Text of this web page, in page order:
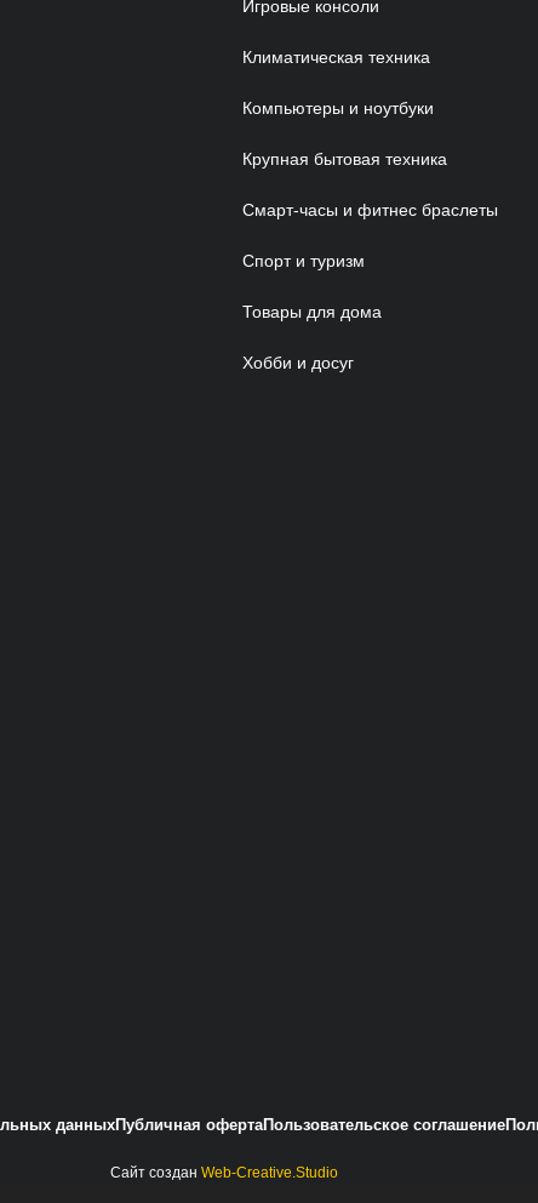
Игровые консоли
Климатическая техника
Компьютеры и ноутбуки
Крупная бытовая техника
Смарт-часы и фитнес браслеты
Спорт и туризм
Товары для дома
Хобби и досуг
данныхПубличная офертаПользовательское соглашение
Сайт создан Web-Creative.Studio